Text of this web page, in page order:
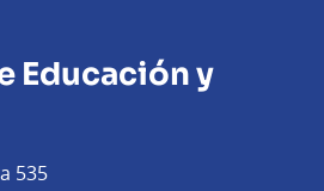
Educación y
535